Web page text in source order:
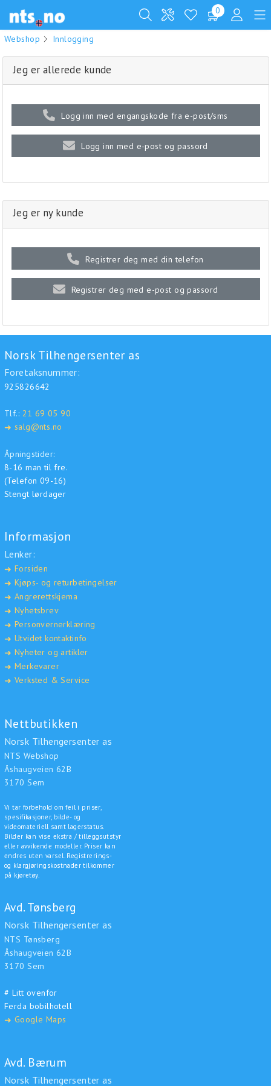
0
Webshop Innlogging
Jeg er allerede kunde
Logg inn med engangskode fra e-post/sms
Logg inn med e-post og passord
Jeg er ny kunde
Registrer deg med din telefon
Registrer deg med e-post og passord
Norsk Tilhengersenter as
Foretaksnummer:
925826642
Tlf.: 21 69 05 90
➜ salg@nts.no
Åpningstider:
8-16 man til fre.
(Telefon 09-16)
Stengt lørdager
Informasjon
Lenker:
➜ Forsiden
➜ Kjøps- og returbetingelser
➜ Angrerettskjema
➜ Nyhetsbrev
➜ Personvernerklæring
➜ Utvidet kontaktinfo
➜ Nyheter og artikler
➜ Merkevarer
➜ Verksted & Service
Nettbutikken
Norsk Tilhengersenter as
NTS Webshop
Åshaugveien 62B
3170 Sem
Vi tar forbehold om feil i priser,
spesifikasjoner, bilde- og
videomateriell samt lagerstatus.
Bilder kan vise ekstra / tilleggsutstyr
eller avvikende modeller. Priser kan
endres uten varsel. Registrerings-
og klargjøringskostnader tilkommer
på kjøretøy.
Avd. Tønsberg
Norsk Tilhengersenter as
NTS Tønsberg
Åshaugveien 62B
3170 Sem
# Litt ovenfor
Ferda bobilhotell
➜ Google Maps
Avd. Bærum
Norsk Tilhengersenter as